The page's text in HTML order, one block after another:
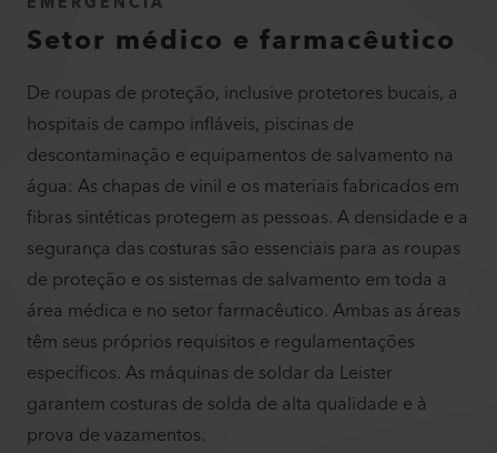
Setor médico e farmacêutico
De roupas de proteção, inclusive protetores bucais, a
hospitais de campo infláveis, piscinas de
descontaminação e equipamentos de salvamento na
água: As chapas de vinil e os materiais fabricados em
fibras sintéticas protegem as pessoas. A densidade e a
segurança das costuras são essenciais para as roupas
de proteção e os sistemas de salvamento em toda a
área médica e no setor farmacêutico. Ambas as áreas
têm seus próprios requisitos e regulamentações
específicos. As máquinas de soldar da Leister
garantem costuras de solda de alta qualidade e à
prova de vazamentos.